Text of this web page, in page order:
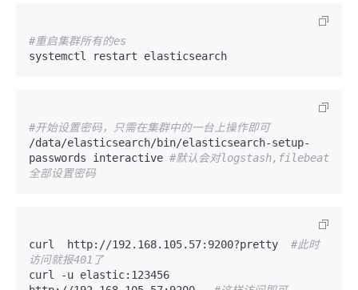
#重启集群所有的es
systemctl restart elasticsearch
#开始设置密码，只需在集群中的一台上操作即可
/data/elasticsearch/bin/elasticsearch-setup-
passwords interactive #默认会对logstash,filebeat
全部设置密码
curl  http://192.168.105.57:9200?pretty #此时
访问就报401了
curl -u elastic:123456